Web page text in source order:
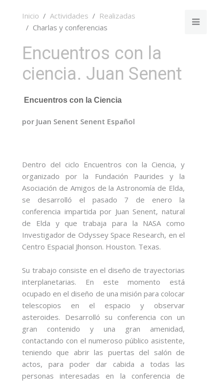
Inicio Actividades
Realizadas
Charlas y conferencias
Encuentros con la
ciencia. Juan Senent
Encuentros con la Ciencia
por Juan Senent Senent Español
Dentro del ciclo Encuentros con la Ciencia, y
organizado por la Fundación Paurides y la
Asociación de Amigos de la Astronomía de Elda,
se desarrolló el pasado 7 de enero la
conferencia impartida por Juan Senent, natural
de Elda y que trabaja para la NASA como
Investigador de Odyssey Space Research, en el
Centro Espacial Jhonson. Houston. Texas.
Su trabajo consiste en el diseño de trayectorias
interplanetarias. En este momento está
ocupado en el diseño de una misión para colocar
telescopios en el espacio y observar
asteroides. Desarrolló su conferencia con un
gran contenido y una gran amenidad,
contactando con el numeroso público asistente,
teniendo que abrir las puertas del salón de
actos, para poder dar cabida a todas las
personas interesadas en la conferencia de